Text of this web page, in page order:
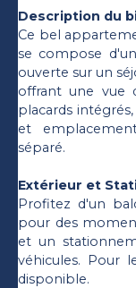
Description du
Ce bel
se compose
ouverte sur un
offrant une vue
placards
et
séparé.
Extérieur et
Profitez d'un
pour des
et un
véhicules. Pour
disponible.